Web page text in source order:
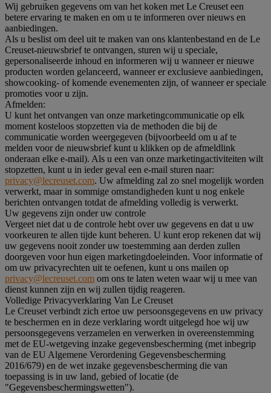
Wij gebruiken gegevens om van het koken met Le Creuset een
betere ervaring te maken en om u te informeren over nieuws en
aanbiedingen.
Als u beslist om deel uit te maken van ons klantenbestand en de Le
Creuset-nieuwsbrief te ontvangen, sturen wij u speciale,
gepersonaliseerde inhoud en informeren wij u wanneer er nieuwe
producten worden gelanceerd, wanneer er exclusieve aanbiedingen,
showcooking- of komende evenementen zijn, of wanneer er speciale
promoties voor u zijn.
Afmelden:
U kunt het ontvangen van onze marketingcommunicatie op elk
moment kosteloos stopzetten via de methoden die bij de
communicatie worden weergegeven (bijvoorbeeld om u af te
melden voor de nieuwsbrief kunt u klikken op de afmeldlink
onderaan elke e-mail). Als u een van onze marketingactiviteiten wilt
stopzetten, kunt u in ieder geval een e-mail sturen naar:
privacy@lecreuset.com. Uw afmelding zal zo snel mogelijk worden
verwerkt, maar in sommige omstandigheden kunt u nog enkele
berichten ontvangen totdat de afmelding volledig is verwerkt.
Uw gegevens zijn onder uw controle
Vergeet niet dat u de controle hebt over uw gegevens en dat u uw
voorkeuren te allen tijde kunt beheren. U kunt erop rekenen dat wij
uw gegevens nooit zonder uw toestemming aan derden zullen
doorgeven voor hun eigen marketingdoeleinden. Voor informatie of
om uw privacyrechten uit te oefenen, kunt u ons mailen op
privacy@lecreuset.com om ons te laten weten waar wij u mee van
dienst kunnen zijn en wij zullen tijdig reageren.
Volledige Privacyverklaring Van Le Creuset
Le Creuset verbindt zich ertoe uw persoonsgegevens en uw privacy
te beschermen en in deze verklaring wordt uitgelegd hoe wij uw
persoonsgegevens verzamelen en verwerken in overeenstemming
met de EU-wetgeving inzake gegevensbescherming (met inbegrip
van de EU Algemene Verordening Gegevensbescherming
2016/679) en de wet inzake gegevensbescherming die van
toepassing is in uw land, gebied of locatie (de
"Gegevensbeschermingswetten").